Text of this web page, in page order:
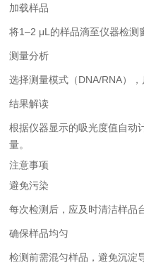
加载样品
将1–2 μL的样品滴至仪器检测
测量分析
选择测量模式（DNA/RNA），
结果解读
根据仪器显示的吸光度值自动
量。
注意事项
避免污染
每次检测后，应及时清洁样品
确保样品均匀
检测前需混匀样品，避免沉淀